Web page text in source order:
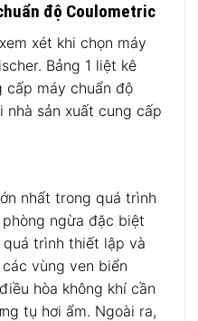
độ Coulometric
xét khi chọn máy
Bảng 1 liệt kê
cấp máy chuẩn độ
nhà sản xuất cung cấp
nhất trong quá trình
ngừa đặc biệt
trình thiết lập và
vùng ven biển
hòa không khí cần
tụ hơi ẩm. Ngoài ra,